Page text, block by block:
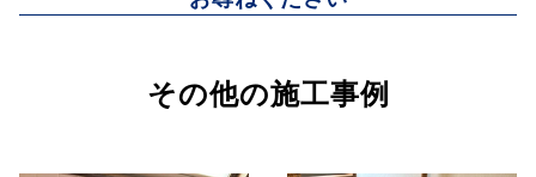
その他の施工事例